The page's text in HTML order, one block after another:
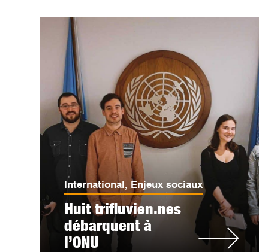
International, Enjeux sociaux
Huit trifluvien.nes
débarquent à
l’ONU